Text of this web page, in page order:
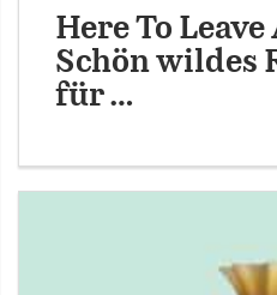
Here To
Schön wildes
für …